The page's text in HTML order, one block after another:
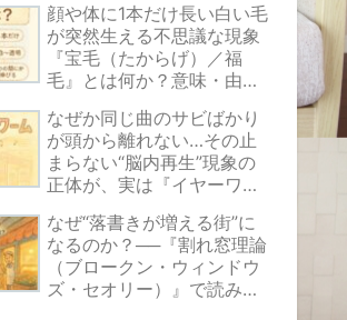
い心のバリアにあります。
顔や体に1本だけ長い白い毛
が突然生える不思議な現象
『宝毛（たからげ）／福
毛』とは何か？意味・由
きる対処法をやさしく解説
なぜか同じ曲のサビばかり
が頭から離れない…その止
まらない“脳内再生”現象の
正体が、実は『イヤーワー
す。
なぜ“落書きが増える街”に
なるのか？──『割れ窓理論
（ブロークン・ウィンドウ
ズ・セオリー）』で読み解